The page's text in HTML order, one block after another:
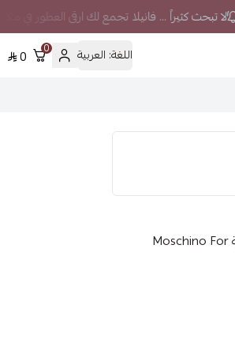
لا تبحث كثيراً ... فانيلا تجمع لك ارقى العطور في
اللغة: العربية 0
0
Moschino For Women Eau de Toilette – عطر الأنوثة الكلاسيكية بلمسة عصرية Moschino For